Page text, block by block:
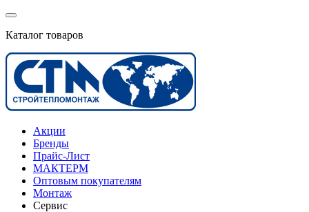
Каталог товаров
Акции
Бренды
Прайс-Лист
МАКТЕРМ
Оптовым покупателям
Монтаж
Сервис